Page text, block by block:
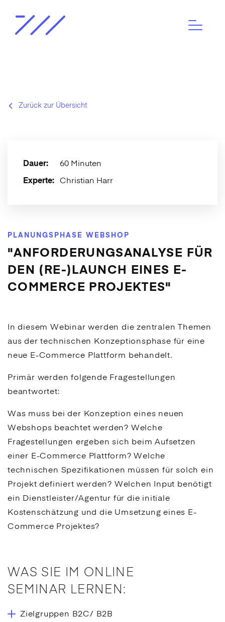
Zurück zur Übersicht
Dauer: 60 Minuten
Experte: Christian Harr
PLANUNGSPHASE WEBSHOP
"ANFORDERUNGSANALYSE FÜR
DEN (RE-)LAUNCH EINES E-
COMMERCE PROJEKTES"
In diesem Webinar werden die zentralen Themen
aus der technischen Konzeptionsphase für eine
neue E-Commerce Plattform behandelt.
Primär werden folgende Fragestellungen
beantwortet:
Was muss bei der Konzeption eines neuen
Webshops beachtet werden? Welche
Fragestellungen ergeben sich beim Aufsetzen
einer E-Commerce Plattform? Welche
technischen Spezifikationen müssen für solch ein
Projekt definiert werden? Welchen Input benötigt
ein Dienstleister/Agentur für die initiale
Kostenschätzung und die Umsetzung eines E-
Commerce Projektes?
WAS SIE IM ONLINE
SEMINAR LERNEN:
Zielgruppen B2C/ B2B